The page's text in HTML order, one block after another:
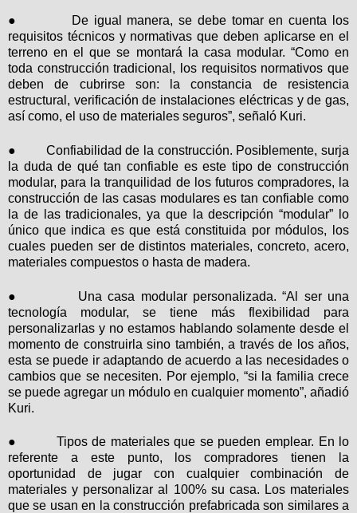
●
De igual manera, se debe tomar en cuenta los
requisitos técnicos y normativas que deben aplicarse en el
terreno en el que se montará la casa modular. “Como en
toda construcción tradicional, los requisitos normativos que
deben de cubrirse son: la constancia de resistencia
estructural, verificación de instalaciones eléctricas y de gas,
así como, el uso de materiales seguros”, señaló Kuri.
●
Confiabilidad de la construcción. Posiblemente, surja
la duda de qué tan confiable es este tipo de construcción
modular, para la tranquilidad de los futuros compradores, la
construcción de las casas modulares es tan confiable como
la de las tradicionales, ya que la descripción “modular” lo
único que indica es que está constituida por módulos, los
cuales pueden ser de distintos materiales, concreto, acero,
materiales compuestos o hasta de madera.
●
Una casa modular personalizada. “Al ser una
tecnología modular, se tiene más flexibilidad para
personalizarlas y no estamos hablando solamente desde el
momento de construirla sino también, a través de los años,
esta se puede ir adaptando de acuerdo a las necesidades o
cambios que se necesiten. Por ejemplo, “si la familia crece
se puede agregar un módulo en cualquier momento”, añadió
Kuri.
● Tipos de materiales que se pueden emplear. En lo
referente a este punto, los compradores tienen la
oportunidad de jugar con cualquier combinación de
materiales y personalizar al 100% su casa. Los materiales
que se usan en la construcción prefabricada son similares a